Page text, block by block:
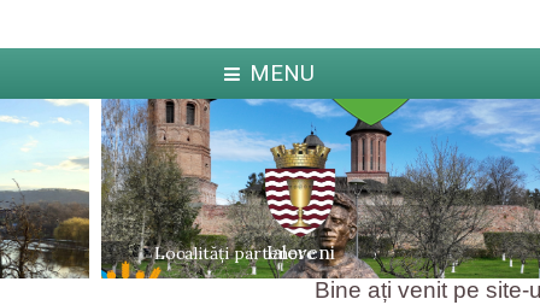
MENU
Localități partenere
Ialoveni
Bine ați venit pe site-